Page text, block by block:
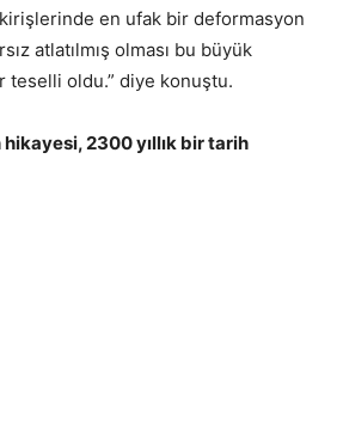
en ufak bir deformasyon
atlatılmış olması bu büyük
oldu.” diye konuştu.
hikayesi, 2300 yıllık bir tarih